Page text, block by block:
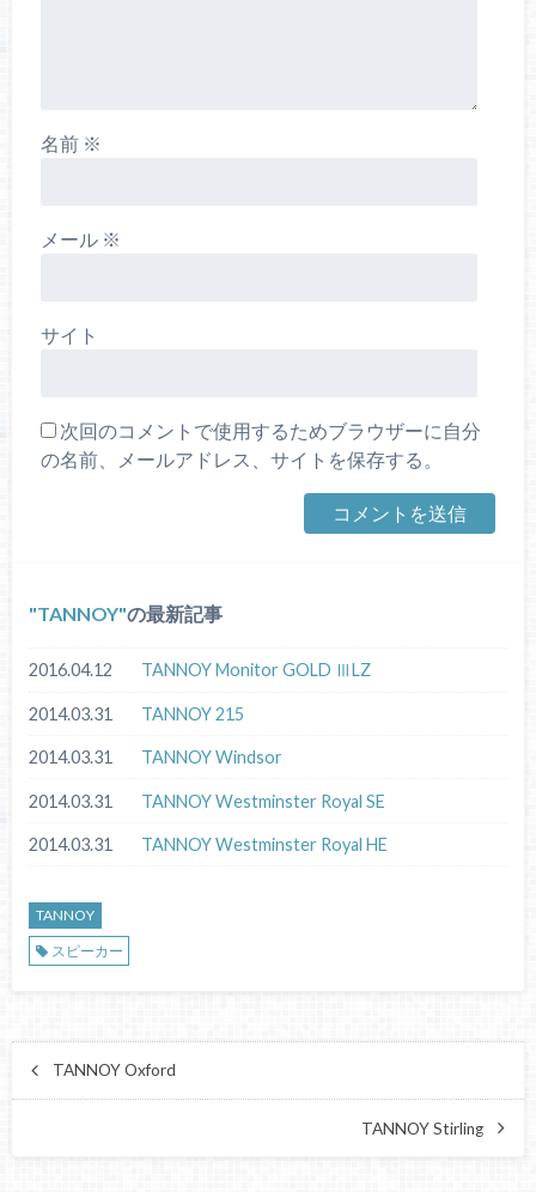
名前 ※
メール ※
サイト
次回のコメントで使用するためブラウザーに自分
の名前、メールアドレス、サイトを保存する。
TANNOY の最新記事
2016.04.12 TANNOY Monitor GOLD ⅢLZ
2014.03.31 TANNOY 215
2014.03.31 TANNOY Windsor
2014.03.31 TANNOY Westminster Royal SE
2014.03.31 TANNOY Westminster Royal HE
TANNOY
スピーカー
TANNOY Oxford
TANNOY Stirling